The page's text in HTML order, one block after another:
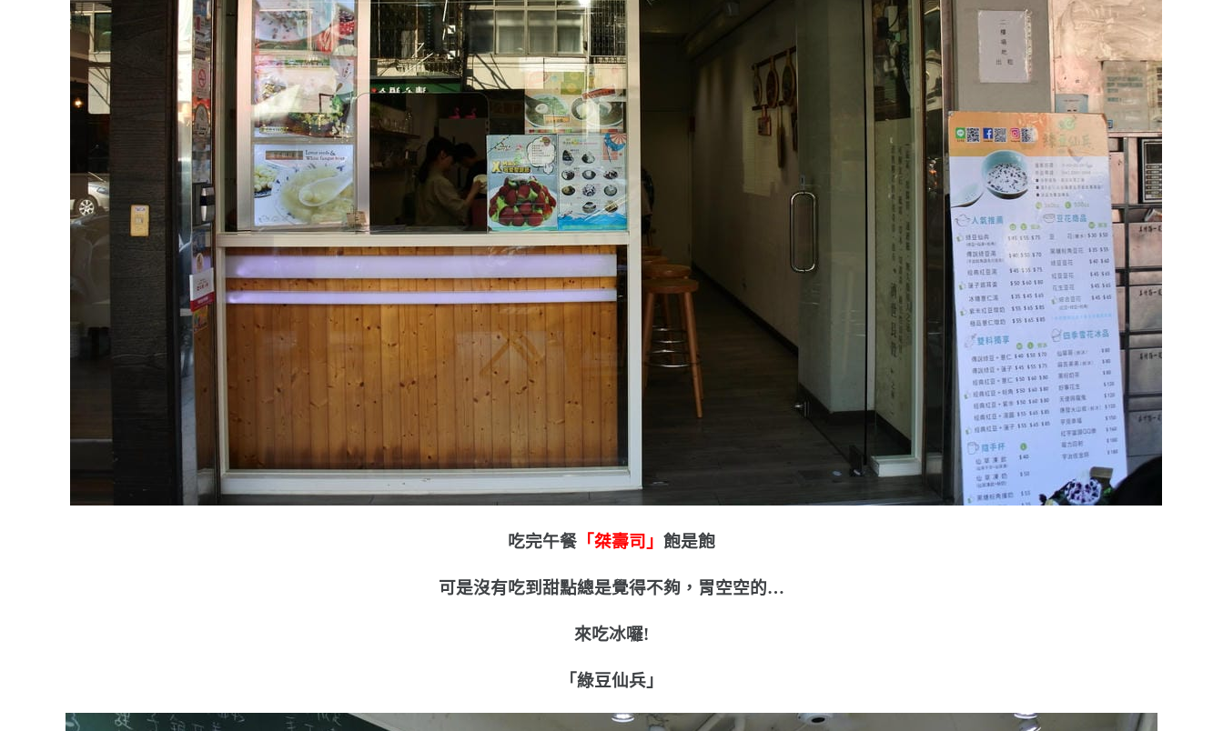
吃完午餐 「桀壽司」 飽是飽
可是沒有吃到甜點總是覺得不夠，胃空空的…
來吃冰囉!
「綠豆仙兵」